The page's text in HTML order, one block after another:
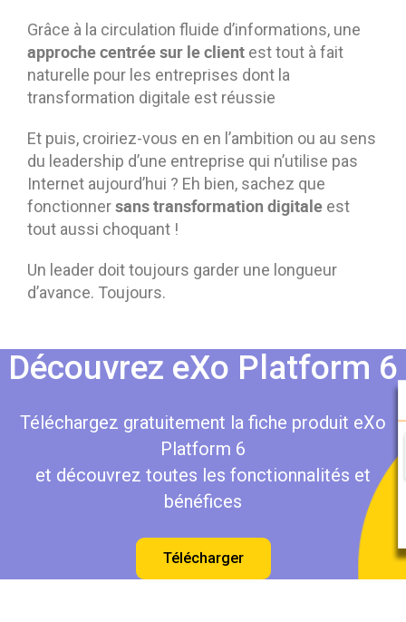
Grâce à la circulation fluide d’informations, une
approche centrée sur le client est tout à fait
naturelle pour les entreprises dont la
transformation digitale est réussie
Et puis, croiriez-vous en en l’ambition ou au sens
du leadership d’une entreprise qui n’utilise pas
Internet aujourd’hui ? Eh bien, sachez que
fonctionnersans transformation digitale est
tout aussi choquant !
Un leader doit toujours garder une longueur
d’avance. Toujours.
Découvrez eXo Platform 6
Téléchargez gratuitement la fiche produit eXo
Platform 6
et découvrez toutes les fonctionnalités et
bénéfices
Télécharger